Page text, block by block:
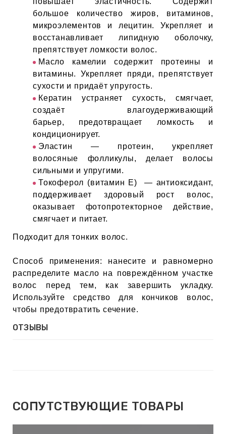
keyboard_arrow_right
keyboard_arrow_right
большое количество жиров, витаминов,
микроэлементов и лецитин. Укрепляет и
восстанавливает липидную оболочку,
препятствует ломкости волос.
Масло камелии содержит протеины и
витамины. Укрепляет пряди, препятствует
сухости и придаёт упругость.
Кератин устраняет сухость, смягчает,
создаёт влагоудерживающий
барьер, предотвращает ломкость и
кондиционирует.
Эластин — протеин, укрепляет
волосяные фолликулы, делает волосы
сильными и упругими.
Токоферол (витамин E) — антиоксидант,
поддерживает здоровый рост волос,
оказывает фотопротекторное действие,
смягчает и питает.
Подходит для тонких волос.
Способ применения: нанесите и равномерно
распределите масло на повреждённом участке
волос перед тем, как завершить укладку.
Используйте средство для кончиков волос,
чтобы предотвратить сечение.
ОТЗЫВЫ
СОПУТСТВУЮЩИЕ ТОВАРЫ